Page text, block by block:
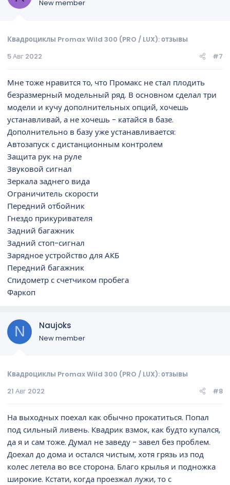
New member
Квадроциклы Promax Wild 300 (PRO / LUX): отзывы
5 Авг 2022
#7
Мне тоже нравится то, что Промакс не стал плодить
безразмерный модельный ряд. В основном сделал три
модели и кучу дополнительных опций, хочешь
устанавливай, а не хочешь - катайся в базе.
Дополнительно в базу уже устанавливается:
Автозапуск с дистанционным контролем
Защита рук на руле
Звуковой сигнал
Зеркала заднего вида
Ограничитель скорости
Передний отбойник
Гнездо прикуривателя
Задний багажник
Задний стоп-сигнал
Зарядное устройство для АКБ
Передний багажник
Спидометр с счетчиком пробега
Фаркоп
N Naujoks
New member
Квадроциклы Promax Wild 300 (PRO / LUX): отзывы
21 Авг 2022
#8
На выходных поехал как обычно прокатиться. Попал
под сильный ливень. Квадрик взмок, как будто купался,
да я и сам тоже. Думал не заведу - завел без проблем.
Доехал до дома и остался чистым, хотя грязь из под
колес летела во все сторона. Благо крылья и подножка
широкие. Кстати, когда проезжал лужи, то с